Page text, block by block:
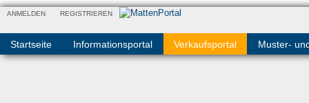
ANMELDEN REGISTRIEREN
Startseite Informationsportal Verkaufsportal Muster-